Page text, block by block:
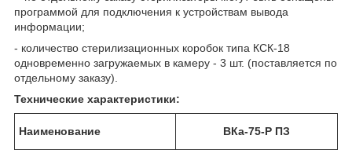
программой для подключения к устройствам вывода
информации;
- количество стерилизационных коробок типа КСК-18
одновременно загружаемых в камеру - 3 шт. (поставляется по
отдельному заказу).
Технические характеристики:
Наименование ВКа-75-Р ПЗ